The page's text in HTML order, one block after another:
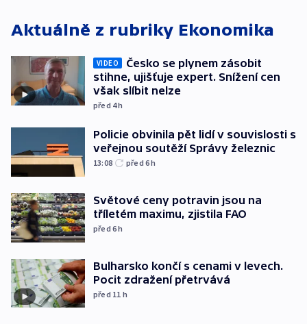
Aktuálně z rubriky Ekonomika
VIDEO
Česko se plynem zásobit
stihne, ujišťuje expert. Snížení cen
však slíbit nelze
před 4h
Policie obvinila pět lidí v souvislosti s
veřejnou soutěží Správy železnic
13:08 před 6h
Světové ceny potravin jsou na
tříletém maximu, zjistila FAO
před 6h
Bulharsko končí s cenami v levech.
Pocit zdražení přetrvává
před 11 h